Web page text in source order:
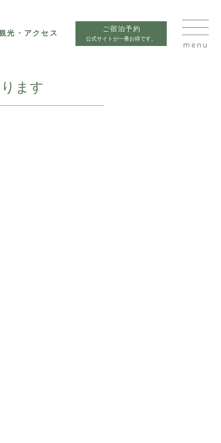
光・アクセス
ご宿泊予約
公式サイトが一番お得です。
ます